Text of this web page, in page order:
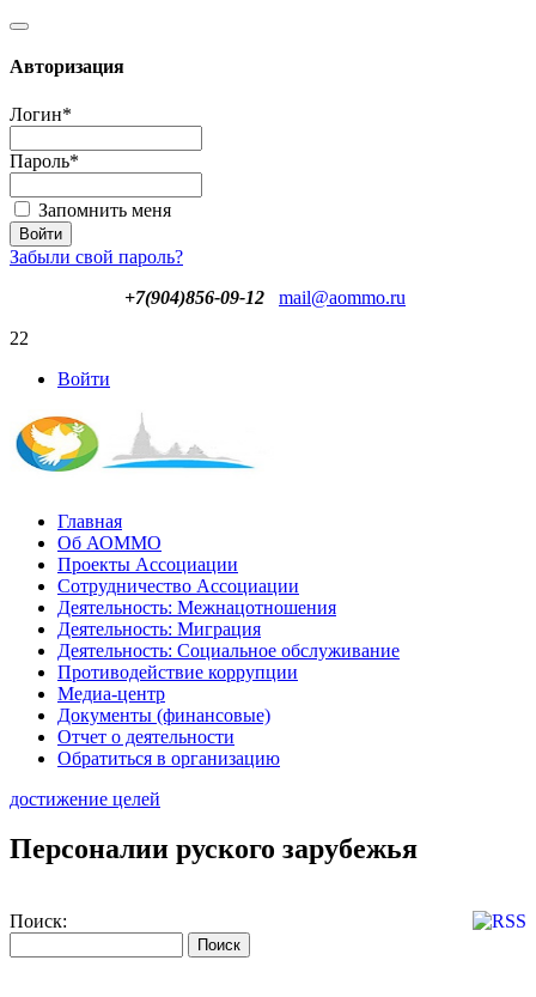
Авторизация
Логин*
Пароль*
Запомнить меня
Забыли свой пароль?
+7(904)856-09-12
mail@aommo.ru
22
Войти
Главная
Об АОММО
Проекты Ассоциации
Сотрудничество Ассоциации
Деятельность: Межнацотношения
Деятельность: Миграция
Деятельность: Социальное обслуживание
Противодействие коррупции
Медиа-центр
Документы (финансовые)
Отчет о деятельности
Обратиться в организацию
достижение целей
Персоналии руского зарубежья
Поиск: